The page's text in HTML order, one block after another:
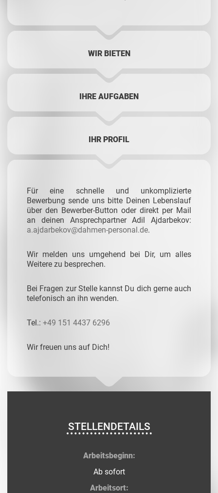
WIR BIETEN
IHRE AUFGABEN
IHR PROFIL
Für eine schnelle und unkomplizierte
Bewerbung sende uns bitte Deinen Lebenslauf
über den Bewerber-Button oder direkt per Mail
an deinen AnsprechpartnerAdil Ajdarbekov:
a.ajdarbekov@dahmen-personal.de.
Wir melden uns umgehend bei Dir, um alles
Weitere zu besprechen.
Bei Fragen zur Stelle kannst Du dich gerne auch
telefonisch an ihn wenden.
Tel.: +49 151 4437 6296
Wir freuen uns auf Dich!
STELLENDETAILS
Arbeitsbeginn:
Ab sofort
Arbeitsort: